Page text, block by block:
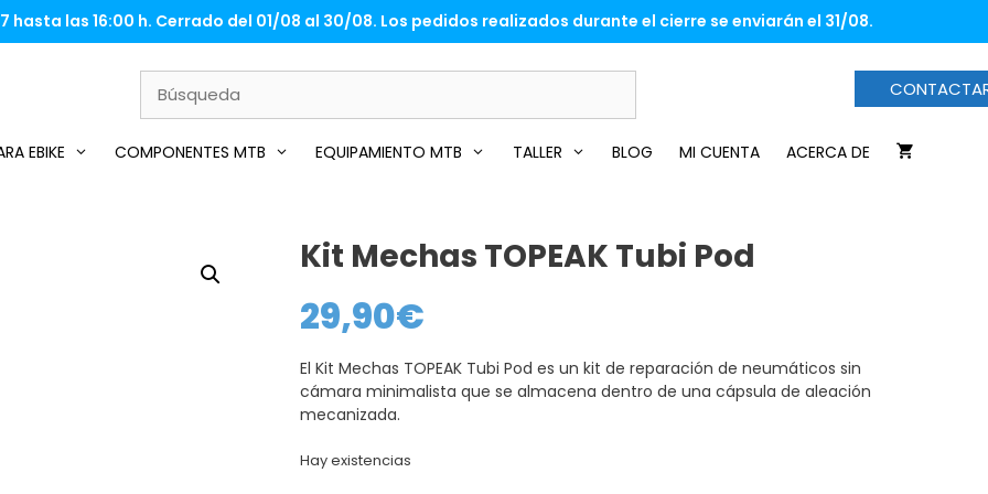
las 16:00 h. Cerrado del 01/08 al 30/08. Los pedidos realizados durante el cierre se enviarán el 31/08.
EBIKE COMPONENTES MTB EQUIPAMIENTO MTB TALLER BLOG MI CUENTA ACERCA DE
Kit Mechas TOPEAK Tubi Pod
29,90€
El Kit Mechas TOPEAK Tubi Pod es un kit de reparación de neumáticos sin
cámara minimalista que se almacena dentro de una cápsula de aleación
mecanizada.
Hay existencias
Tubi
Pod
cantidad